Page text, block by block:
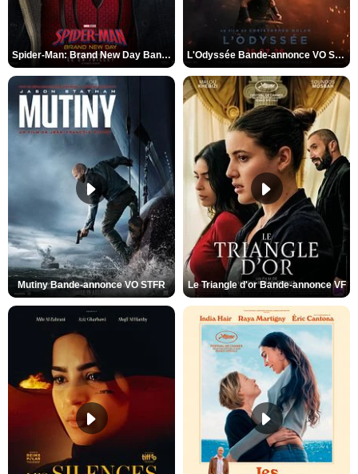
Spider-Man: Brand New Day Bande-annonce VO STFR L'Odyssée Bande-annonce VO STFR
Mutiny Bande-annonce VO STFR Le Triangle d'or Bande-annonce VF